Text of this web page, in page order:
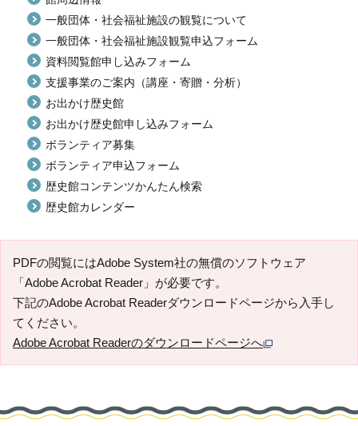
一般団体・社会福祉施設の観覧について
一般団体・社会福祉施設観覧申込フォーム
資料閲覧館申し込みフォーム
支援事業のご案内（講座・寄贈・分析）
お出かけ歴史館
お出かけ歴史館申し込みフォーム
ボランティア募集
ボランティア申込フォーム
歴史館コンテンツかんたん検索
歴史館カレンダー
PDFの閲覧にはAdobe System社の無償のソフトウェア
「Adobe Acrobat Reader」が必要です。
下記のAdobe Acrobat Readerダウンロードページから入手し
てください。
Adobe Acrobat Readerのダウンロードページへ